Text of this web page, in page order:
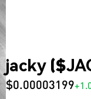
jacky
$0.00003199